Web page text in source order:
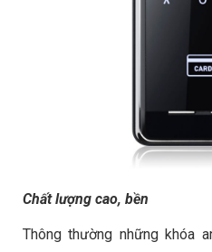
Chất lượng cao, bền
Thông thường những khóa